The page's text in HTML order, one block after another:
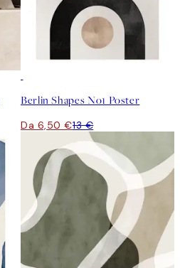
Berlin Shapes No1 Poster
Da 6,50 €13 €